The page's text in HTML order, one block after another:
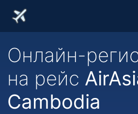
Онлайн-
на рейс
Cambodia